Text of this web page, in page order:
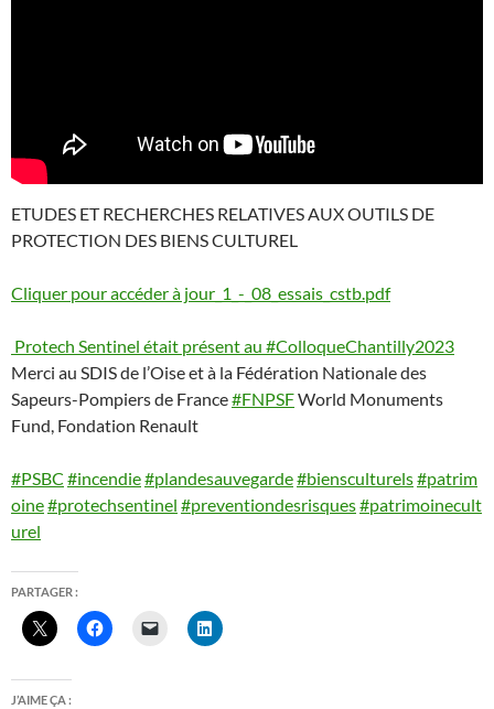
ETUDES ET RECHERCHES RELATIVES AUX OUTILS DE
PROTECTION DES BIENS CULTUREL
Cliquer pour accéder à jour_1_-_08_essais_cstb.pdf
Protech Sentinel était présent au #ColloqueChantilly2023
Merci au SDIS de l’Oise et à la Fédération Nationale des
Sapeurs-Pompiers de France#FNPSFWorld Monuments
Fund, Fondation Renault
#PSBC #incendie#plandesauvegarde#biensculturels#patrim
oine#protechsentinel #preventiondesrisques#patrimoinecult
urel
PARTAGER :
J’AIME ÇA :